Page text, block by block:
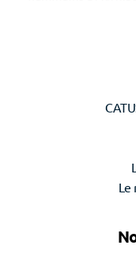
Le